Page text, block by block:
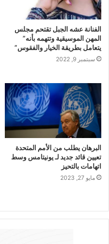
الفنانة عشه الجبل تقتحم مجلس
المهن الموسيقية وتتهمه بأنه”
يتعامل بطريقة الخيار والفقوس”
سبتمبر 9, 2022
البرهان يطلب من الأمم المتحدة
تعيين قائد جديد لـ يونيتامس وسط
اتهامات بالتحيز
مايو 27, 2023